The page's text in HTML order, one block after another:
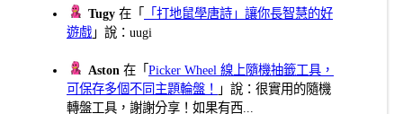
Tugy 在「
「打地鼠學唐詩」讓你長智慧的好
遊戲 」說：uugi
Aston 在「Picker Wheel 線上隨機抽籤工具，
可保存多個不同主題輪盤！
」說：很實用的隨機
轉盤工具，謝謝分享！如果有西...